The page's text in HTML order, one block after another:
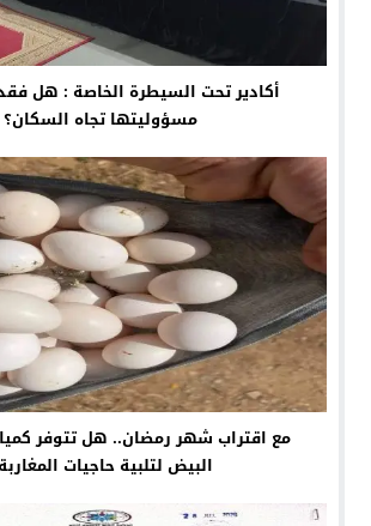
أكادير تحت السيطرة الخاصة : هل
مسؤوليتها تجاه السكان؟
مع اقتراب شهر رمضان.. هل تتوفر
البيض لتلبية حاجيات